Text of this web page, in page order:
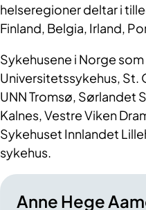
helseregioner deltar i
Finland, Belgia, Irland,
Sykehusene i Norge
Universitetssykehus, St.
UNN Tromsø, Sørlandet
Kalnes, Vestre Viken
Sykehuset Innlandet
sykehus.
Anne Hege